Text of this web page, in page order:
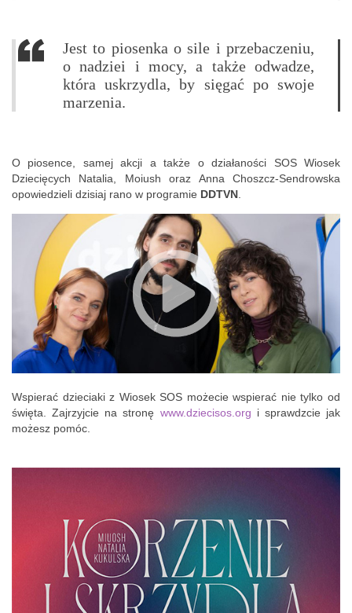
Jest to piosenka o sile i przebaczeniu,
o nadziei i mocy, a także odwadze,
która uskrzydla, by sięgać po swoje
marzenia.
O piosence, samej akcji a także o działaności SOS Wiosek
Dziecięcych Natalia, Moiush oraz Anna Choszcz-Sendrowska
opowiedzieli dzisiaj rano w programie DDTVN
Wspierać dzieciaki z Wiosek SOS możecie wspierać nie tylko od
święta. Zajrzyjcie na stronę www.dziecisos.org i sprawdzcie jak
możesz pomóc.